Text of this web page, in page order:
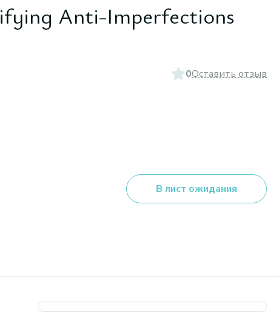
Anti-Imperfections
0Оставить отзыв
В лист ожидания